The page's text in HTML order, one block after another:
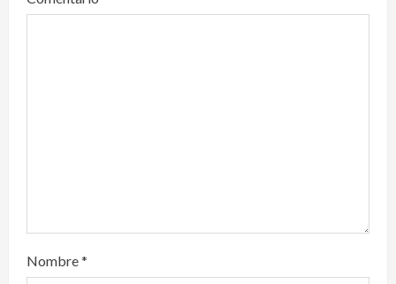
a
Nombre*